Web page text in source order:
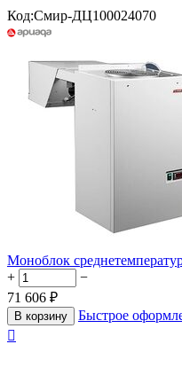
Код:Смир-ДЦ100024070
Моноблок
+
−
71 606 ₽
В корзину
Быстрое
